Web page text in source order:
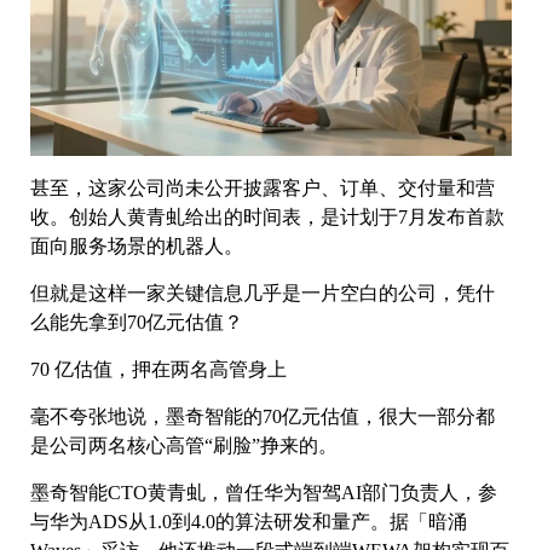
甚至，这家公司尚未公开披露客户、订单、交付量和营
收。创始人黄青虬给出的时间表，是计划于7月发布首款
面向服务场景的机器人。
但就是这样一家关键信息几乎是一片空白的公司，凭什
么能先拿到70亿元估值？
70 亿估值，押在两名高管身上
毫不夸张地说，墨奇智能的70亿元估值，很大一部分都
是公司两名核心高管“刷脸”挣来的。
墨奇智能CTO黄青虬，曾任华为智驾AI部门负责人，参
与华为ADS从1.0到4.0的算法研发和量产。据「暗涌